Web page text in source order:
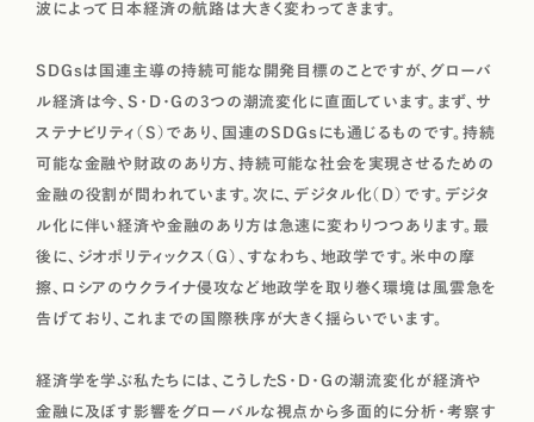
波によって日本経済の航路は大きく変わってきます。
SDGsは国連主導の持続可能な開発目標のことですが、グローバ
ル経済は今、S・D・Gの3つの潮流変化に直面しています。まず、サ
ステナビリティ（S）であり、国連のSDGsにも通じるものです。持続
可能な金融や財政のあり方、持続可能な社会を実現させるための
金融の役割が問われています。次に、デジタル化（D）です。デジタ
ル化に伴い経済や金融のあり方は急速に変わりつつあります。最
後に、ジオポリティックス（G）、すなわち、地政学です。米中の摩
擦、ロシアのウクライナ侵攻など地政学を取り巻く環境は風雲急を
告げており、これまでの国際秩序が大きく揺らいでいます。
経済学を学ぶ私たちには、こうしたS・D・Gの潮流変化が経済や
金融に及ぼす影響をグローバルな視点から多面的に分析・考察す